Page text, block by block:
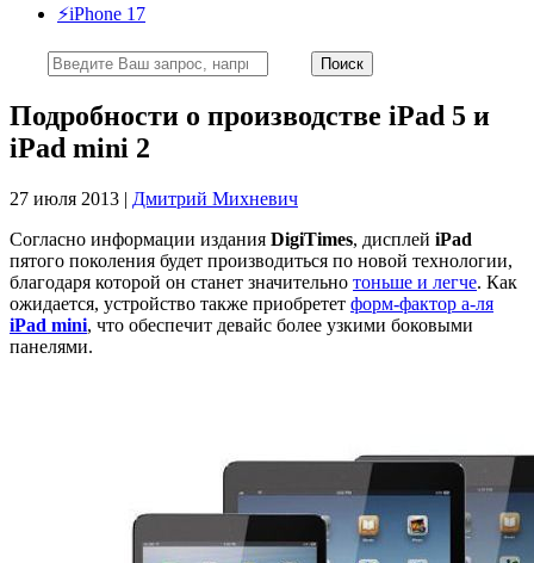
⚡️iPhone 17
Подробности о производстве iPad 5 и
iPad mini 2
27 июля 2013 | Дмитрий Михневич
Согласно информации издания DigiTimes, дисплей iPad
пятого поколения будет производиться по новой технологии,
благодаря которой он станет значительно тоньше и легче. Как
ожидается, устройство также приобретет форм-фактор а-ля
iPad mini, что обеспечит девайс более узкими боковыми
панелями.